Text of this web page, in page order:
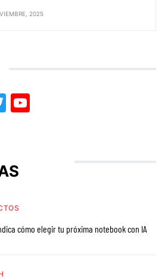
2025
Twitter
cómo elegir tu próxima notebook con IA